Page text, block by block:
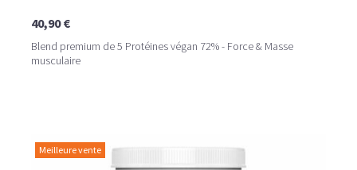
40,90 €
Blend premium de 5 Protéines végan 72% - Force & Masse
musculaire
Meilleure vente